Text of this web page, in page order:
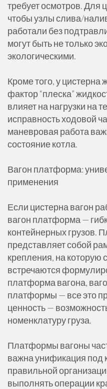
требует осмотров. Для
чтобы узлы слива/
работали без
могут быть не только
экологическими.
Кроме того, у
фактор “плеска”
влияет на нагрузки на
исправность ходовой
маневровая работа
состояние котла.
Вагон платформа:
применения
Если цистерна вагон
вагон платформа —
контейнерных грузов.
представляет собой
крепления, на которую
встречаются
платформа вагона,
платформы — все это
ценность —
номенклатуру груза.
Платформы вагоны
важна унификация под
правильной
выполнять операции